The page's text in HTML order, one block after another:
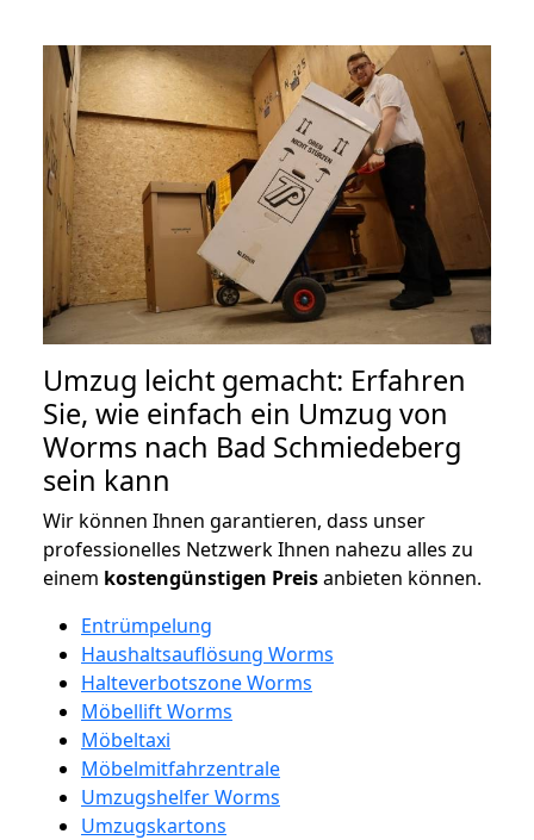
Umzug leicht gemacht: Erfahren
Sie, wie einfach ein Umzug von
Worms nach Bad Schmiedeberg
sein kann
Wir können Ihnen garantieren, dass unser
professionelles Netzwerk Ihnen nahezu alles zu
einem kostengünstigen Preisanbieten können.
Entrümpelung
Haushaltsauflösung Worms
Halteverbotszone Worms
Möbellift Worms
Möbeltaxi
Möbelmitfahrzentrale
Umzugshelfer Worms
Umzugskartons